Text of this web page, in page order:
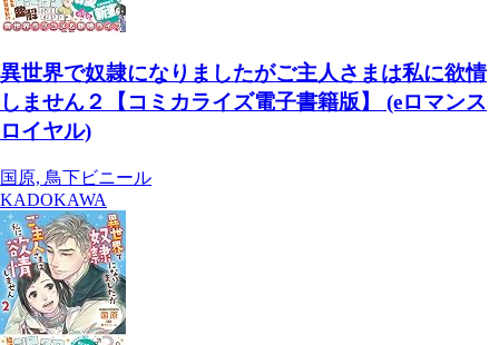
異世界で奴隷になりましたがご主人さまは私に欲情
しません２【コミカライズ電子書籍版】 (eロマンス
ロイヤル)
国原, 鳥下ビニール
KADOKAWA